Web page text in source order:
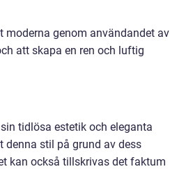
moderna genom användandet av
att skapa en ren och luftig
tidlösa estetik och eleganta
stil på grund av dess
kan också tillskrivas det faktum